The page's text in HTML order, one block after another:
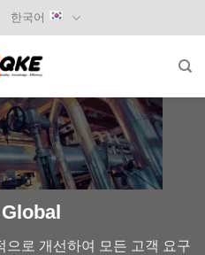
한국어
로 개선하여 모든 고객 요구